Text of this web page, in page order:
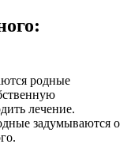
родные
лечение.
задумываются о